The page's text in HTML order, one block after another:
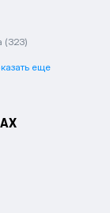
(323)
еще